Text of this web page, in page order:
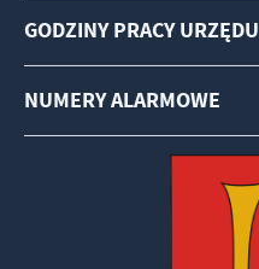
GODZINY PRACY URZĘDU
NUMERY ALARMOWE